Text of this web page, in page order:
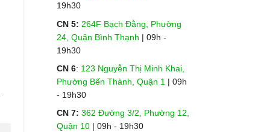
19h30
CN 5: 264F Bạch Đằng, Phường
24, Quận Bình Thạnh | 09h -
19h30
CN 6: 123 Nguyễn Thị Minh Khai,
Phường Bến Thành, Quận 1 | 09h
- 19h30
CN 7: 362 Đường 3/2, Phường 12,
Quận 10| 09h - 19h30